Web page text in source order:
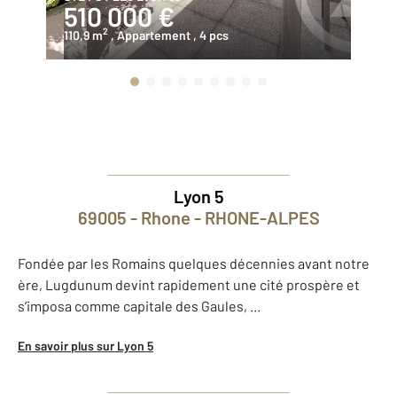
510 000 €
110,9 m2 , Appartement , 4 pcs
Lyon 5
69005 - Rhone - RHONE-ALPES
Fondée par les Romains quelques décennies avant notre
ère, Lugdunum devint rapidement une cité prospère et
s’imposa comme capitale des Gaules, ...
En savoir plus sur Lyon 5